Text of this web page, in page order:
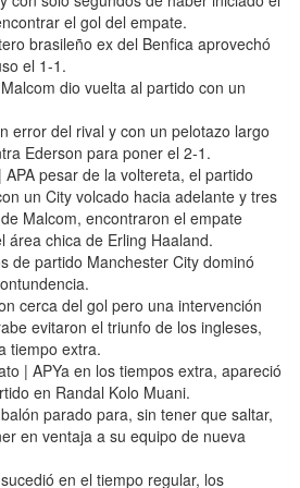
el gol del empate.
brasileño ex del Benfica aprovechó
el 1-1.
dio vuelta al partido con un
error del rival y con un pelotazo largo
Ederson para poner el 2-1.
pesar de la voltereta, el partido
un City volcado hacia adelante y tres
Malcom, encontraron el empate
área chica de Erling Haaland.
de partido Manchester City dominó
cerca del gol pero una intervención
evitaron el triunfo de los ingleses,
tiempo extra.
| APYa en los tiempos extra, apareció
en Randal Kolo Muani.
parado para, sin tener que saltar,
en ventaja a su equipo de nueva
en el tiempo regular, los